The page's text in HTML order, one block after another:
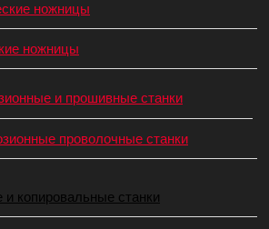
ножницы
ножницы
и прошивные станки
проволочные станки
копировальные станки